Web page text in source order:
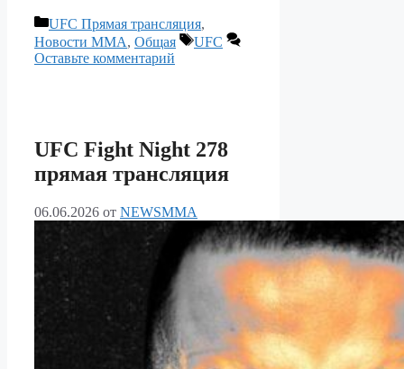
Рубрики
UFC Прямая трансляция,
Новости ММА, Общая Метки
UFC
Оставьте комментарий
UFC Fight Night 278
прямая трансляция
06.06.2026 от NEWSMMA